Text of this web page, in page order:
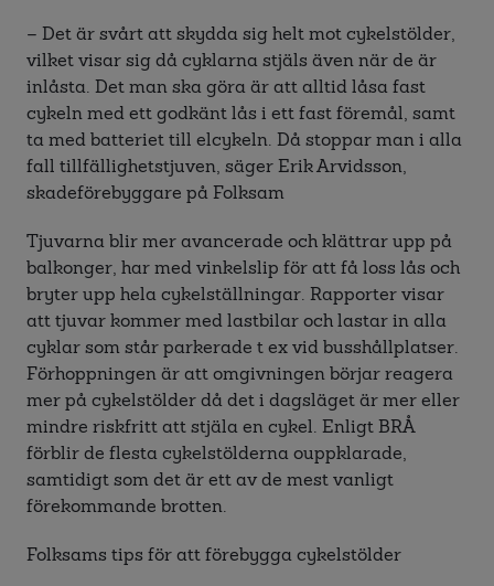
– Det är svårt att skydda sig helt mot cykelstölder,
vilket visar sig då cyklarna stjäls även när de är
inlåsta. Det man ska göra är att alltid låsa fast
cykeln med ett godkänt lås i ett fast föremål, samt
ta med batteriet till elcykeln. Då stoppar man i alla
fall tillfällighetstjuven, säger Erik Arvidsson,
skadeförebyggare på Folksam
Tjuvarna blir mer avancerade och klättrar upp på
balkonger, har med vinkelslip för att få loss lås och
bryter upp hela cykelställningar. Rapporter visar
att tjuvar kommer med lastbilar och lastar in alla
cyklar som står parkerade t ex vid busshållplatser.
Förhoppningen är att omgivningen börjar reagera
mer på cykelstölder då det i dagsläget är mer eller
mindre riskfritt att stjäla en cykel. Enligt BRÅ
förblir de flesta cykelstölderna ouppklarade,
samtidigt som det är ett av de mest vanligt
förekommande brotten.
Folksams tips för att förebygga cykelstölder